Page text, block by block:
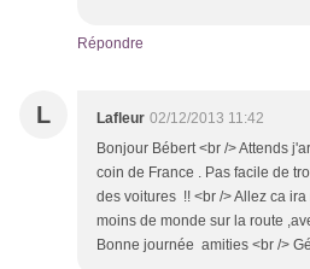
Répondre
L Lafleur 02/12/2013 11:42
Bonjour Bébert <br /> Attends
coin de France . Pas facile de
des voitures !! <br /> Allez ca
moins de monde sur la route
Bonne journée amities <br />